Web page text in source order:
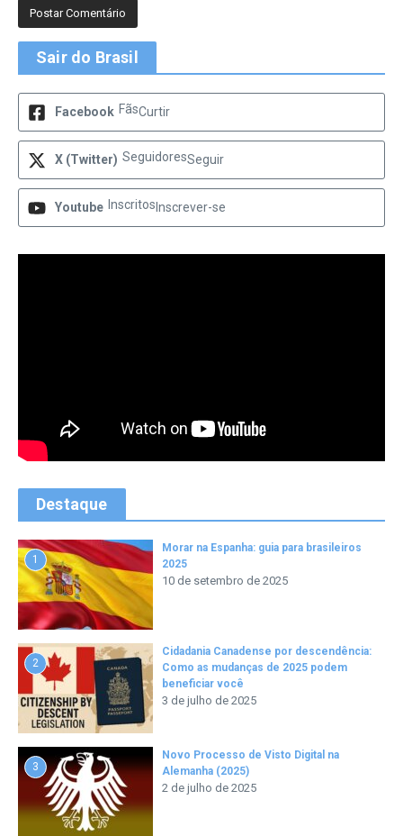
Sair do Brasil
Facebook FãsCurtir
X (Twitter) SeguidoresSeguir
Youtube Inscritos Inscrever-se
Destaque
1
Morar na Espanha: guia para brasileiros
2025
10 de setembro de 2025
2
Cidadania Canadense por descendência:
Como as mudanças de 2025 podem
beneficiar você
3 de julho de 2025
3
Novo Processo de Visto Digital na
Alemanha (2025)
2 de julho de 2025